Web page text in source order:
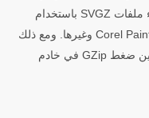
عبر الإنترنت. يقوم مصمم الرسومات بإنشاء ملفات SVGZ باستخدام
أدوات مثل Adobe Illustrator و Corel PaintShop Pro وغيرها. ومع ذلك
، يمكن إنشاء ملفات SVGZ عن طريق تمكين ضغط GZip في خادم